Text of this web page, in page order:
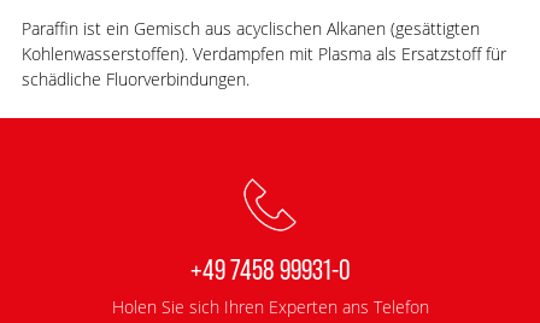
Paraffin ist ein Gemisch aus acyclischen Alkanen (gesättigten
Kohlenwasserstoffen). Verdampfen mit Plasma als Ersatzstoff für
schädliche Fluorverbindungen.
+49 7458 99931-0
Holen Sie sich Ihren Experten ans Telefon